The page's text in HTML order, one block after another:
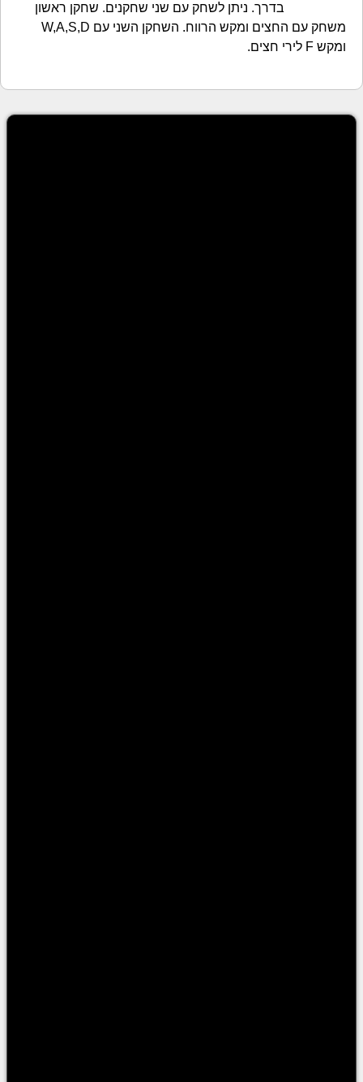
בדרך. ניתן לשחק עם שני שחקנים. שחקן ראשון
משחק עם החצים ומקש הרווח. השחקן השני עם W,A,S,D
ומקש F לירי חצים.